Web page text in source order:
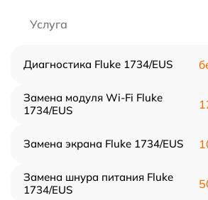
Услуга
Диагностика Fluke 1734/EUS
Замена модуля Wi-Fi Fluke
1734/EUS
Замена экрана Fluke 1734/EUS
Замена шнура питания Fluke
1734/EUS